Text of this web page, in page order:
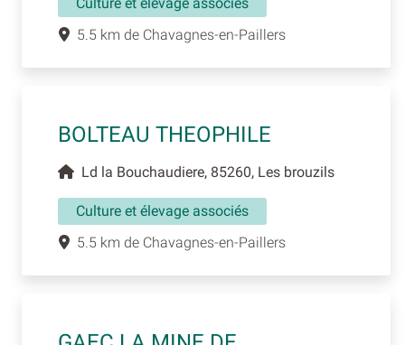
5.5 km de Chavagnes-en-Paillers
BOLTEAU THEOPHILE
Ld la Bouchaudiere, 85260, Les brouzils
Culture et élevage associés
5.5 km de Chavagnes-en-Paillers